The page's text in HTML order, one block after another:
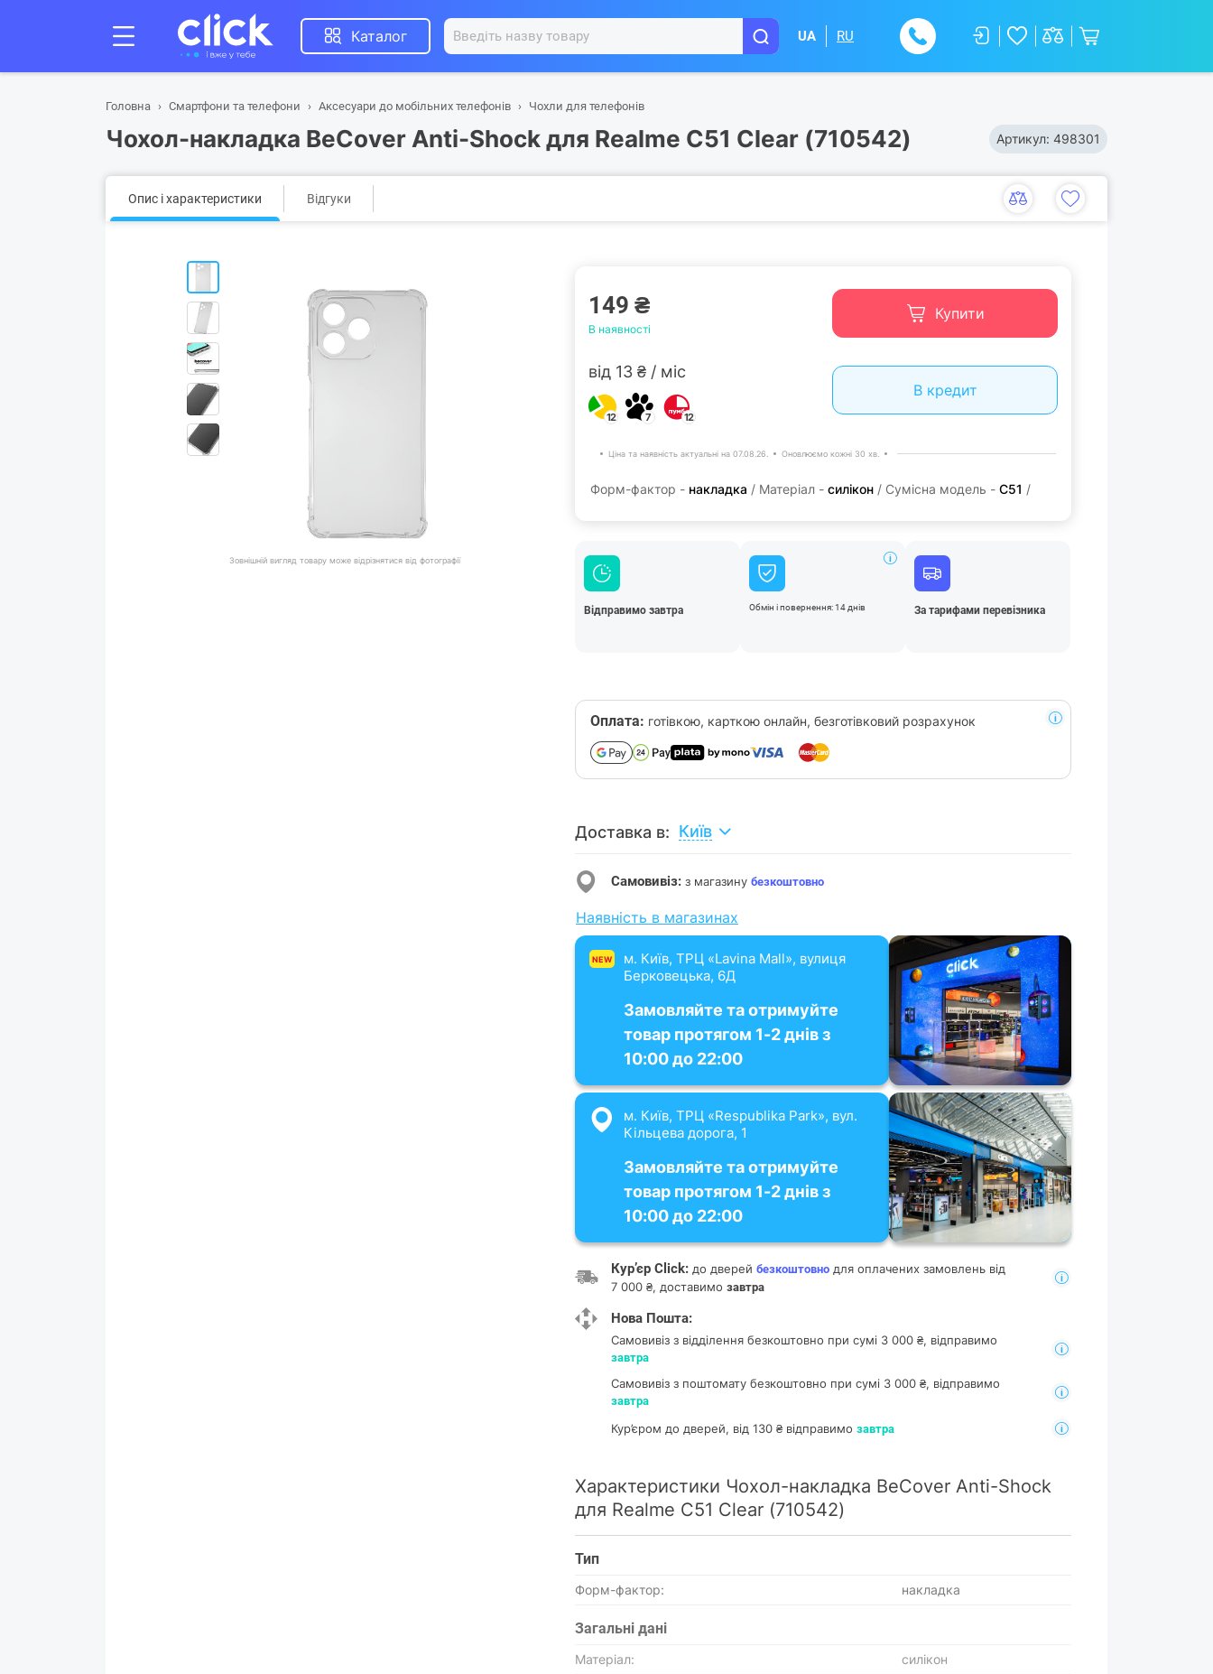
Каталог UA RU
Головна Смартфони та телефони Аксесуари до мобільних телефонів Чохли для телефонів
Чохол-накладка BeCover Anti-Shock для Realme C51 Clear (710542) Артикул: 498301
Опис і характеристики Відгуки
Зовнішній вигляд товару може відрізнятися від фотографії
149 ₴
В наявності
Купити
від 13 ₴ / міс
12 7 12
В кредит
Ціна та наявність актуальні на 07.08.26. Оновлюємо кожні 30 хв.
Форм-фактор - накладка / Матеріал - силікон / Сумісна модель - C51 /
Відправимо завтра Обмін і повернення: 14 днів За тарифами перевізника
Оплата: готівкою, карткою онлайн, безготівковий розрахунок
Доставка в: Київ
Самовивіз: з магазину безкоштовно
Наявність в магазинах
NEW
м. Київ, ТРЦ «Lavina Mall», вулиця
Берковецька, 6Д
Замовляйте та отримуйте
товар протягом 1-2 днів з
10:00 до 22:00
м. Київ, ТРЦ «Respublika Park», вул.
Кільцева дорога, 1
Замовляйте та отримуйте
товар протягом 1-2 днів з
10:00 до 22:00
Кур’єр Click: до дверей безкоштовно для оплачених замовлень від
7 000 ₴, доставимо завтра
Нова Пошта:
Самовивіз з відділення безкоштовно при сумі 3 000 ₴, відправимо
завтра
Самовивіз з поштомату безкоштовно при сумі 3 000 ₴, відправимо
завтра
Кур’єром до дверей, від 130 ₴ відправимо завтра
Характеристики Чохол-накладка BeCover Anti-Shock
для Realme C51 Clear (710542)
Тип
Форм-фактор: накладка
Загальні дані
Матеріал:
силікон